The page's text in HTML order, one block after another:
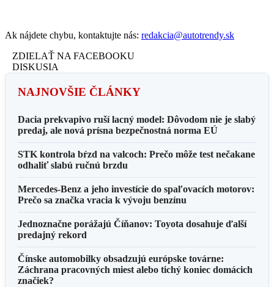
Ak nájdete chybu, kontaktujte nás: redakcia@autotrendy.sk
ZDIELAŤ NA FACEBOOKU
DISKUSIA
NAJNOVŠIE ČLÁNKY
Dacia prekvapivo ruší lacný model: Dôvodom nie je slabý
predaj, ale nová prísna bezpečnostná norma EÚ
STK kontrola bŕzd na valcoch: Prečo môže test nečakane
odhaliť slabú ručnú brzdu
Mercedes-Benz a jeho investície do spaľovacích motorov:
Prečo sa značka vracia k vývoju benzínu
Jednoznačne porážajú Číňanov: Toyota dosahuje ďalší
predajný rekord
Čínske automobilky obsadzujú európske továrne:
Záchrana pracovných miest alebo tichý koniec domácich
značiek?